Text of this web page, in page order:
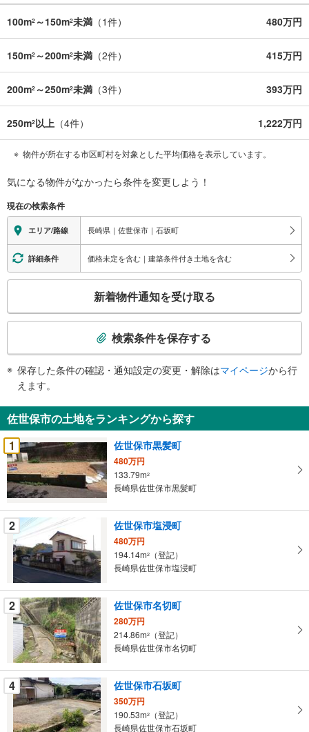
100m2 ～150m2未満 （1件） 480万円
150m2 ～200m2未満 （2件） 415万円
200m2 ～250m2未満 （3件） 393万円
250m2以上 （4件） 1,222万円
物件が所在する市区町村を対象とした平均価格を表示しています。
気になる物件がなかったら条件を変更しよう！
現在の検索条件
エリア/路線 長崎県｜佐世保市｜石坂町
詳細条件 価格未定を含む｜建築条件付き土地を含む
検
知
を
受
け
取
る
・
条
件
を
マ
イ
ペ
ー
ジ
保
存
す
る
新着物件通知を受け取る
検索条件を保存する
保存した条件の確認・通知設定の変更・解除はマイページから行
えます。
佐世保市の土地をランキングから探す
1
佐世保市黒髪町
480万円
133.79m2
長崎県佐世保市黒髪町
2 佐世保市塩浸町
480万円
194.14m2
（登記）
長崎県佐世保市塩浸町
2 佐世保市名切町
280万円
214.86m2
（登記）
長崎県佐世保市名切町
4 佐世保市石坂町
350万円
190.53m2
（登記）
長崎県佐世保市石坂町